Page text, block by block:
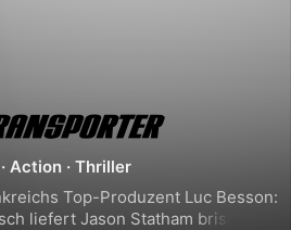
· Action · Thriller
Top-Produzent Luc Besson:
liefert Jason Statham brisante